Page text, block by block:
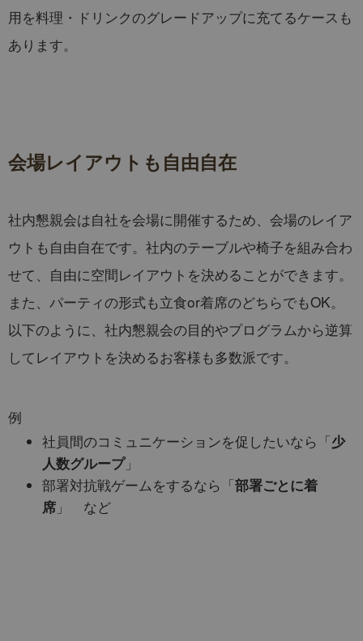
用を料理・ドリンクのグレードアップに充てるケースも
あります。
会場レイアウトも自由自在
社内懇親会は自社を会場に開催するため、会場のレイア
ウトも自由自在です。社内のテーブルや椅子を組み合わ
せて、自由に空間レイアウトを決めることができます。
また、パーティの形式も立食or着席のどちらでもOK。
以下のように、社内懇親会の目的やプログラムから逆算
してレイアウトを決めるお客様も多数派です。
例
社員間のコミュニケーションを促したいなら「少
人数グループ」
部署対抗戦ゲームをするなら「部署ごとに着
席 」 など